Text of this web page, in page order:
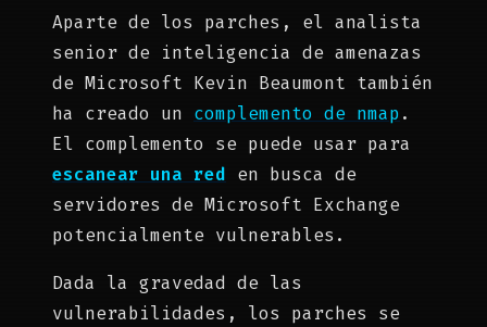
Aparte de los parches, el analista
senior de inteligencia de amenazas
de Microsoft Kevin Beaumont también
ha creado un complemento de nmap.
El complemento se puede usar para
escanear una red en busca de
servidores de Microsoft Exchange
potencialmente vulnerables.
Dada la gravedad de las
vulnerabilidades, los parches se